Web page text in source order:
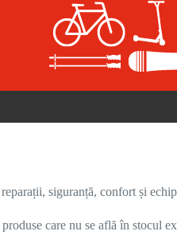
siguranță, confort și
care nu se află în stocul